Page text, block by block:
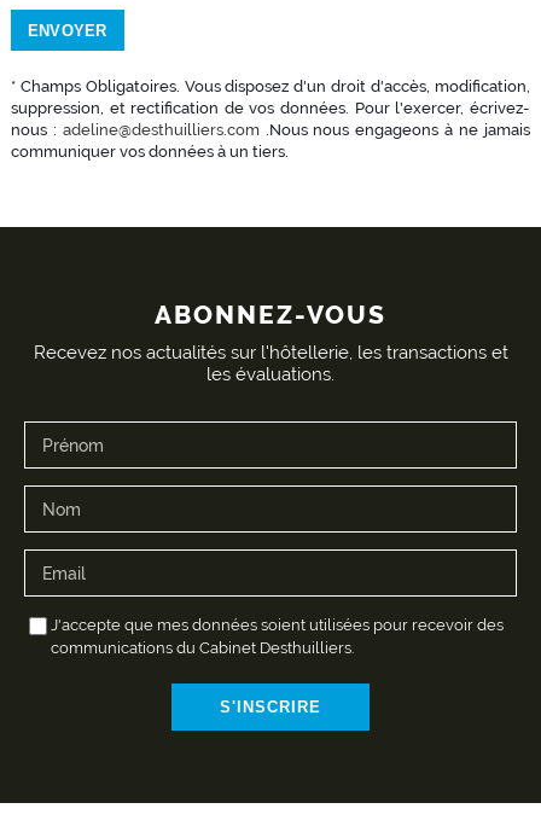
* Champs Obligatoires. Vous disposez d'un droit d'accès, modification,
suppression, et rectification de vos données. Pour l'exercer, écrivez-
nous : adeline@desthuilliers.com.Nous nous engageons à ne jamais
communiquer vos données à un tiers.
ABONNEZ-VOUS
Recevez nos actualités sur l'hôtellerie, les transactions et
les évaluations.
J'accepte que mes données soient utilisées pour recevoir des
communications du Cabinet Desthuilliers.
S'INSCRIRE